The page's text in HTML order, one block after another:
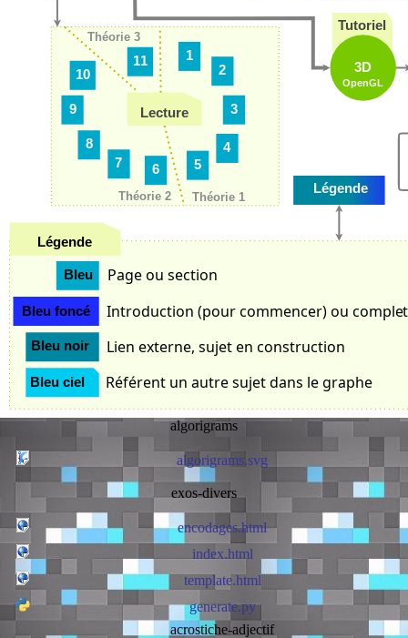
Tutoriel
Lecture
11 1
2
3
4
5
6
7
8
9
10
Théorie 1
Théorie 2
Théorie 3
Page ou section
Introduction (pour commencer) ou complet
Lien externe, sujet en construction
Référent un autre sujet dans le graphe
Bleu
Bleu foncé
Bleu noir
Bleu ciel
Légende
Légende
3D
OpenGL
algorigrams
algorigrams.svg
exos-divers
encodages.html
index.html
template.html
generate.py
acrostiche-adjectif